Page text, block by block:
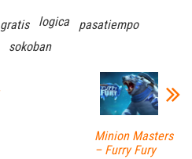
gratis logica
pasatiempo
sokoban
Minion Masters
– Furry Fury